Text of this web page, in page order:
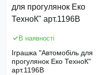
В наявності
Іграшка "Автомобіль для
прогулянок Еко ТехноК"
арт.1196В